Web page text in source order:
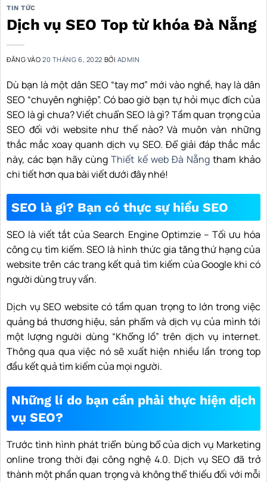
TIN TỨC
Dịch vụ SEO Top từ khóa Đà Nẵng
ĐĂNG VÀO20 THÁNG 6, 2022 BỞI ADMIN
Dù bạn là một dân SEO “tay mơ” mới vào nghề, hay là dân
SEO “chuyên nghiệp”. Có bao giờ bạn tự hỏi mục đích của
SEO là gì chưa? Viết chuẩn SEO là gì? Tầm quan trọng của
SEO đối với website như thế nào? Và muôn vàn những
thắc mắc xoay quanh dịch vụ SEO. Để giải đáp thắc mắc
này, các bạn hãy cùngThiết kế web Đà Nẵngtham khảo
chi tiết hơn qua bài viết dưới đây nhé!
SEO là gì? Bạn có thực sự hiểu SEO
SEO là viết tắt của Search Engine Optimzie – Tối ưu hóa
công cụ tìm kiếm. SEO là hình thức gia tăng thứ hạng của
website trên các trang kết quả tìm kiếm của Google khi có
người dùng truy vấn.
Dịch vụ SEO website có tầm quan trọng to lớn trong việc
quảng bá thương hiệu, sản phẩm và dịch vụ của mình tới
một lượng người dùng “Khổng lồ” trên dịch vụ internet.
Thông qua qua việc nó sẽ xuất hiện nhiều lần trong top
đầu kết quả tìm kiếm của mọi người.
Những lí do bạn cần phải thực hiện dịch
vụ SEO?
Trước tình hình phát triển bùng bổ của dịch vụ Marketing
online trong thời đại công nghệ 4.0. Dịch vụ SEO đã trở
thành một phần quan trọng và không thể thiếu đối với mỗi